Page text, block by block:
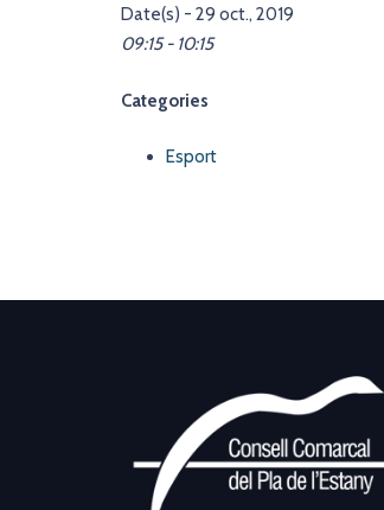
Date(s) - 29 oct., 2019
09:15 - 10:15
Categories
Esport